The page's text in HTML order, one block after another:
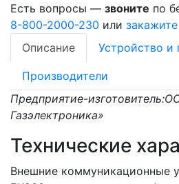
Есть вопросы — звоните по
8-800-2000-230 или
Описание
Устройство и
Производители
Предприятие-
Газэлектроника»
Технические
Внешние коммуникационные